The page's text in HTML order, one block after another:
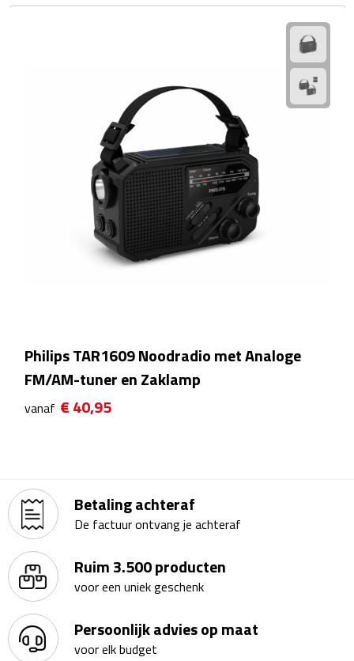
Laptop rugzakken
Promo rugzakjes
Sport- & Recreatietassen
Koeltassen & koelboxen
Strandtassen
Lunchtassen
Heuptassen
Matrozentassen
Reizen
Reisbekers
Philips TAR1609 Noodradio met Analoge
FM/AM-tuner en Zaklamp
vanaf € 40,95
Betaling achteraf
De factuur ontvang je achteraf
Ruim 3.500 producten
voor een uniek geschenk
Persoonlijk advies op maat
voor elk budget